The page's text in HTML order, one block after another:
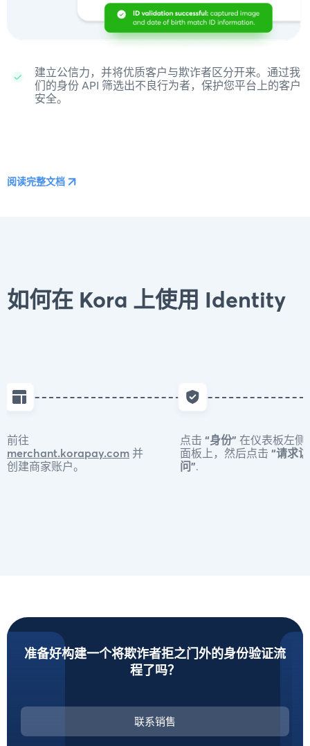
建立公信力，并将优质客户与欺诈者区分开来。通过我
们的身份 API 筛选出不良行为者，保护您平台上的客户
安全。
阅读完整文档
如何在 Kora 上使用 Identity
前往
merchant.korapay.com 并
创建商家账户。
点击 “身份” 在仪表板左侧
面板上，然后点击 “请求访
问”.
准备好构建一个将欺诈者拒之门外的身份验证流
程了吗？
联系销售